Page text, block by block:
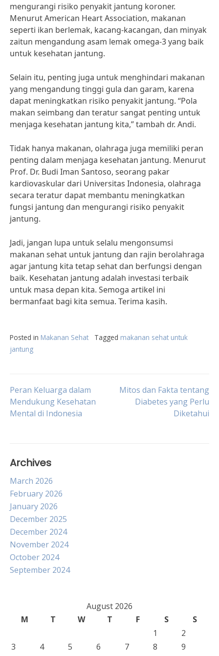
mengurangi risiko penyakit jantung koroner.
Menurut American Heart Association, makanan
seperti ikan berlemak, kacang-kacangan, dan minyak
zaitun mengandung asam lemak omega-3 yang baik
untuk kesehatan jantung.
Selain itu, penting juga untuk menghindari makanan
yang mengandung tinggi gula dan garam, karena
dapat meningkatkan risiko penyakit jantung. “Pola
makan seimbang dan teratur sangat penting untuk
menjaga kesehatan jantung kita,” tambah dr. Andi.
Tidak hanya makanan, olahraga juga memiliki peran
penting dalam menjaga kesehatan jantung. Menurut
Prof. Dr. Budi Iman Santoso, seorang pakar
kardiovaskular dari Universitas Indonesia, olahraga
secara teratur dapat membantu meningkatkan
fungsi jantung dan mengurangi risiko penyakit
jantung.
Jadi, jangan lupa untuk selalu mengonsumsi
makanan sehat untuk jantung dan rajin berolahraga
agar jantung kita tetap sehat dan berfungsi dengan
baik. Kesehatan jantung adalah investasi terbaik
untuk masa depan kita. Semoga artikel ini
bermanfaat bagi kita semua. Terima kasih.
Posted in Makanan Sehat Tagged makanan sehat untuk
jantung
Post
navigation
Peran Keluarga dalam
Mendukung Kesehatan
Mental di Indonesia
Mitos dan Fakta tentang
Diabetes yang Perlu
Diketahui
Archives
March 2026
February 2026
January 2026
December 2025
December 2024
November 2024
October 2024
September 2024
August 2026
M
T W T F S
S
1
2
3
4 5 6 7 8
9